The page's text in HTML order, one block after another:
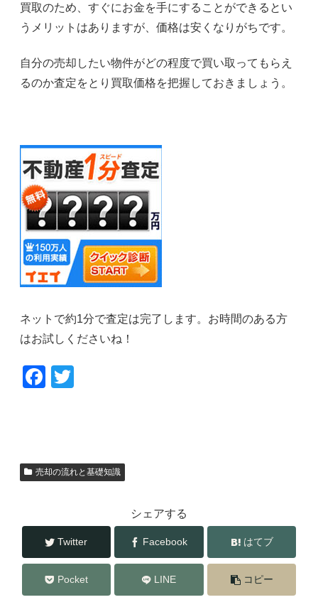
買取のため、すぐにお金を手にすることができるとい
うメリットはありますが、価格は安くなりがちです。
自分の売却したい物件がどの程度で買い取ってもらえ
るのか査定をとり買取価格を把握しておきましょう。
ネットで約1分で査定は完了します。お時間のある方
はお試しくださいね！
F
b
k
売却の流れと基礎知識
シェアする
Twitter Facebook はてブ
Pocket LINE コピー